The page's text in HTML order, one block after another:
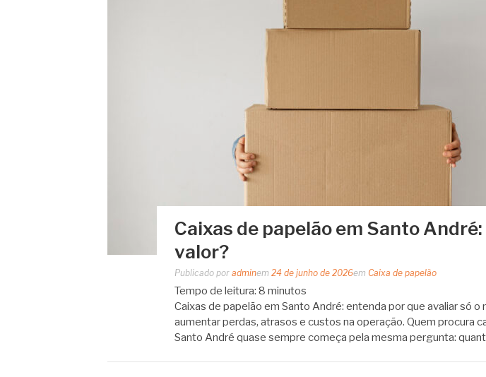
Caixas de papelão em Santo
valor?
Publicado por adminem 24 de junho de 2026em Caixa de papelão
Tempo de leitura: 8 minutos
Caixas de papelão em Santo André: entenda por que avaliar só o
aumentar perdas, atrasos e custos na operação. Quem procura
Santo André quase sempre começa pela mesma pergunta: